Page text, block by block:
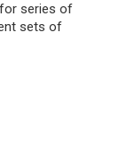
series of
sets of